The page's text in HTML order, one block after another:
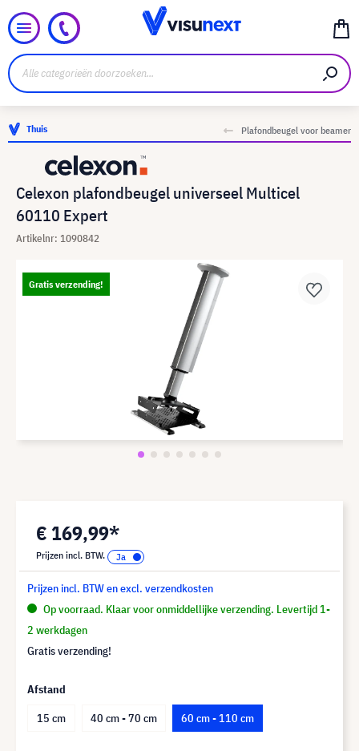
Thuis Plafondbeugel voor beamer
Celexon plafondbeugel universeel Multicel
60110 Expert
Artikelnr: 1090842
Gratis verzending!
€ 169,99*
Prijzen incl. BTW.
Prijzen incl. BTW en excl. verzendkosten
Op voorraad. Klaar voor onmiddellijke verzending. Levertijd 1-
2 werkdagen
Gratis verzending!
Afstand
15 cm
40 cm - 70 cm 60 cm - 110 cm